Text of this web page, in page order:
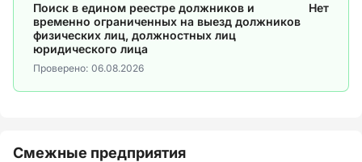
Поиск в едином реестре должников и
временно ограниченных на выезд должников
физических лиц, должностных лиц
юридического лица
Нет
Проверено: 06.08.2026
Смежные предприятия